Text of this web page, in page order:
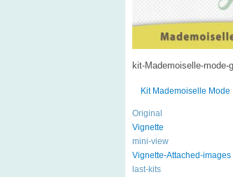
kit-Mademoiselle-mode-
Kit Mademoiselle Mode
Original
Vignette
mini-view
Vignette-Attached-images
last-kits